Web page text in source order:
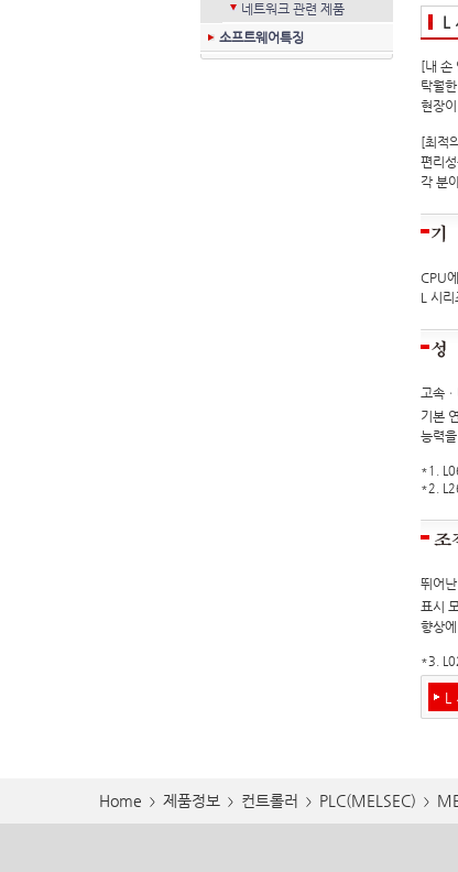
네트워크 관련 제품
소프트웨어특징
L
[내
탁월
현장
[최적
편리
각 분
CPU
L 시
고속
기본
능력
*1.
*2.
뛰어
표시
향상
*3.
L
Home > 제품정보 > 컨트롤러 > PLC(MELSEC) >